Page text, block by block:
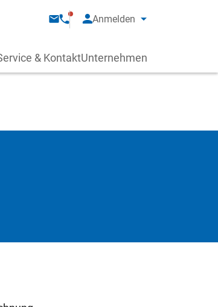
Anmelden
& KontaktUnternehmen